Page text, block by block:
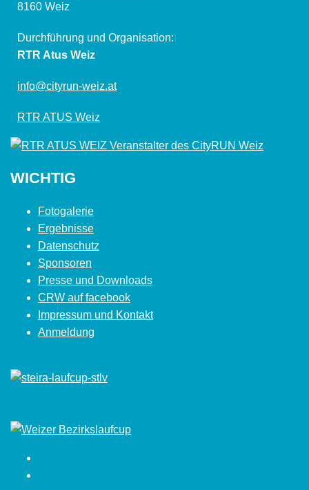
8160 Weiz
Durchführung und Organisation:
RTR Atus Weiz
info@cityrun-weiz.at
RTR ATUS Weiz
WICHTIG
Fotogalerie
Ergebnisse
Datenschutz
Sponsoren
Presse und Downloads
CRW auf facebook
Impressum und Kontakt
Anmeldung